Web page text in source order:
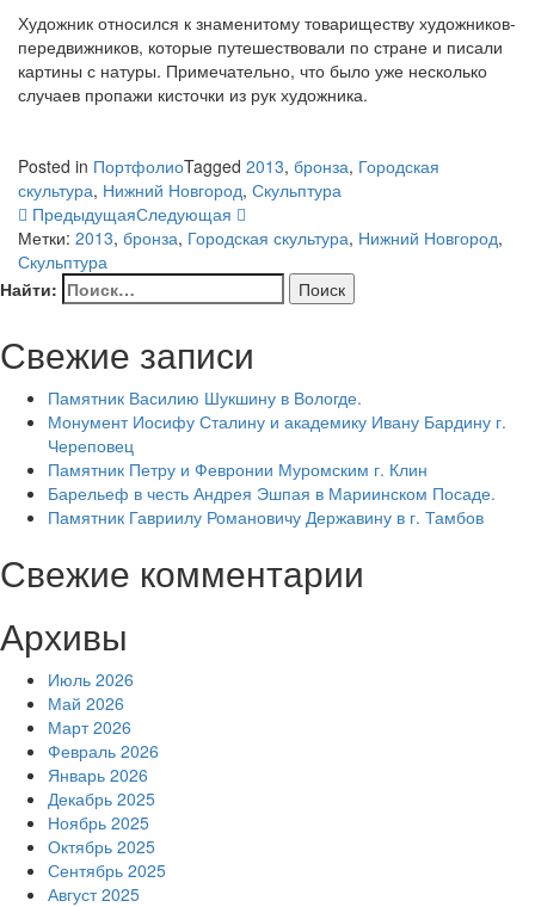
Художник относился к знаменитому товариществу художников-
передвижников, которые путешествовали по стране и писали
картины с натуры. Примечательно, что было уже несколько
случаев пропажи кисточки из рук художника.
Posted in ПортфолиоTagged 2013, бронза, Городская
скультура, Нижний Новгород, Скульптура
ПредыдущаяСледующая
Метки: 2013, бронза, Городская скультура, Нижний Новгород,
Скульптура
Найти:
Свежие записи
Памятник Василию Шукшину в Вологде.
Монумент Иосифу Сталину и академику Ивану Бардину г.
Череповец
Памятник Петру и Февронии Муромским г. Клин
Барельеф в честь Андрея Эшпая в Мариинском Посаде.
Памятник Гавриилу Романовичу Державину в г. Тамбов
Свежие комментарии
Архивы
Июль 2026
Май 2026
Март 2026
Февраль 2026
Январь 2026
Декабрь 2025
Ноябрь 2025
Октябрь 2025
Сентябрь 2025
Август 2025